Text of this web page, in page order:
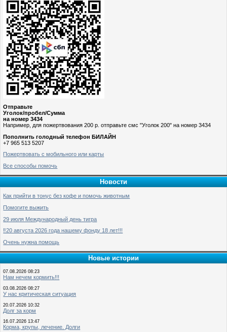
Отправьте
Уголок/пробел/Сумма
на номер 3434
Например, для пожертвования 200 р. отправьте смс "Уголок 200" на номер 3434
Пополнить голодный телефон БИЛАЙН
+7 965 513 5207
Пожертвовать с мобильного или карты
Все способы помочь
Новости
Как прийти в тонус без кофе и помочь животным
Помогите выжить
29 июля Международный день тигра
‼️20 августа 2026 года нашему фонду 18 лет!!!
Очень нужна помощь
Новые истории
07.08.2026 08:23
Нам нечем кормить!!!
03.08.2026 08:27
У нас критическая ситуация
20.07.2026 10:32
Долг за корм
16.07.2026 13:47
Корма, крупы, лечение. Долги